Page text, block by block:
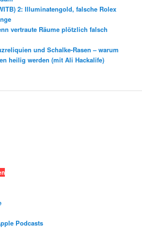
2: Illuminatengold, falsche Rolex
vertraute Räume plötzlich falsch
und Schalke-Rasen – warum
heilig werden (mit Ali Hackalife)
Podcasts